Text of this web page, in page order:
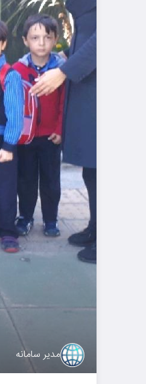
مدیر سامانه